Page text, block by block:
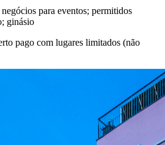
para eventos; permitidos
ginásio
pago com lugares limitados (não